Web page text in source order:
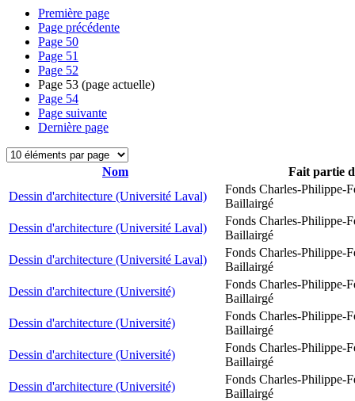
Première page
Page précédente
Page 50
Page 51
Page 52
Page 53 (page actuelle)
Page 54
Page suivante
Dernière page
Nom
Fait partie
Dessin d'architecture (Université Laval)
Fonds Charles-Philippe-
Baillairgé
Dessin d'architecture (Université Laval)
Fonds Charles-Philippe-
Baillairgé
Dessin d'architecture (Université Laval)
Fonds Charles-Philippe-
Baillairgé
Dessin d'architecture (Université)
Fonds Charles-Philippe-
Baillairgé
Dessin d'architecture (Université)
Fonds Charles-Philippe-
Baillairgé
Dessin d'architecture (Université)
Fonds Charles-Philippe-
Baillairgé
Dessin d'architecture (Université)
Fonds Charles-Philippe-
Baillairgé